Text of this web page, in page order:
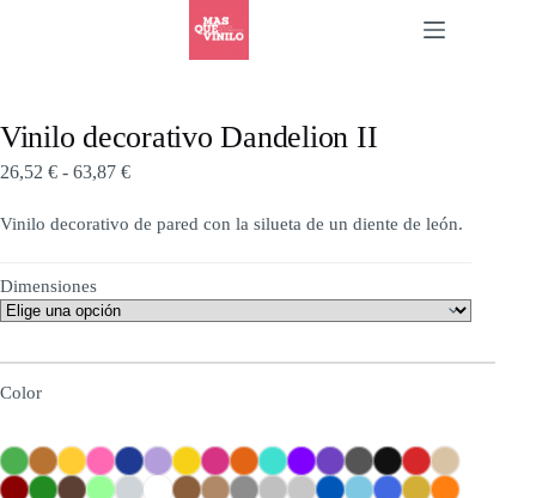
Vinilo decorativo Dandelion II
26,52 € - 63,87 €
Vinilo decorativo de pared con la silueta de un diente de león.
Dimensiones
Color